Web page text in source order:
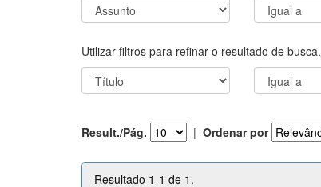
Utilizar filtros para refinar o resultado de busca.
Result./Pág. | Ordenar por
Resultado 1-1 de 1.